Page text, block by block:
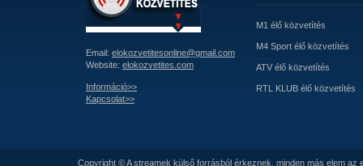
Email: elokozvetitesonline@gmail.com
Website: elokozvetites.com
Információ>>
Kapcsolat>>
M1 élő közvetítés
M4 Sport élő közvetítés
ATV élő közvetítés
RTL KLUB élő közvetítés
Copyright © A streamek külső forrásból érkeznek, minden más elem az